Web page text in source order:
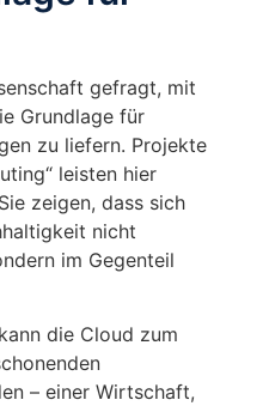
gefragt, mit
Grundlage für
zu liefern. Projekte
leisten hier
zeigen, dass sich
nicht
im Gegenteil
die Cloud zum
– einer Wirtschaft,